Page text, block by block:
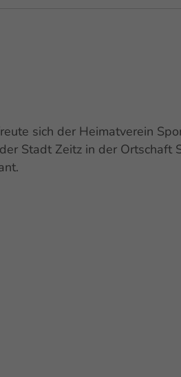
sich der Heimatverein
Stadt Zeitz in der